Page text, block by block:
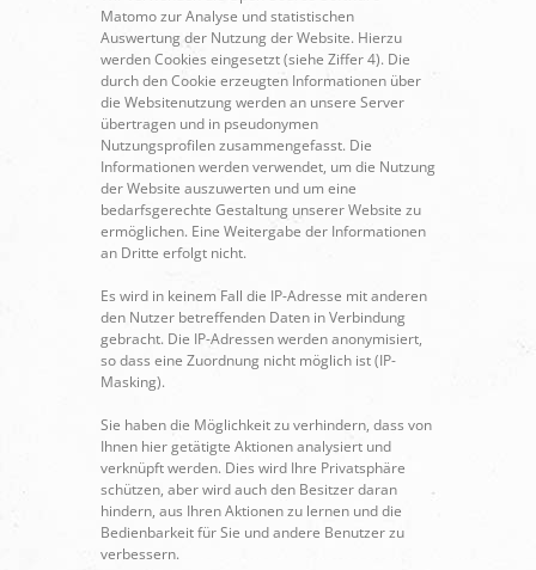
Matomo zur Analyse und statistischen
Auswertung der Nutzung der Website. Hierzu
werden Cookies eingesetzt (siehe Ziffer 4). Die
durch den Cookie erzeugten Informationen über
die Websitenutzung werden an unsere Server
übertragen und in pseudonymen
Nutzungsprofilen zusammengefasst. Die
Informationen werden verwendet, um die Nutzung
der Website auszuwerten und um eine
bedarfsgerechte Gestaltung unserer Website zu
ermöglichen. Eine Weitergabe der Informationen
an Dritte erfolgt nicht.
Es wird in keinem Fall die IP-Adresse mit anderen
den Nutzer betreffenden Daten in Verbindung
gebracht. Die IP-Adressen werden anonymisiert,
so dass eine Zuordnung nicht möglich ist (IP-
Masking).
Sie haben die Möglichkeit zu verhindern, dass von
Ihnen hier getätigte Aktionen analysiert und
verknüpft werden. Dies wird Ihre Privatsphäre
schützen, aber wird auch den Besitzer daran
hindern, aus Ihren Aktionen zu lernen und die
Bedienbarkeit für Sie und andere Benutzer zu
verbessern.